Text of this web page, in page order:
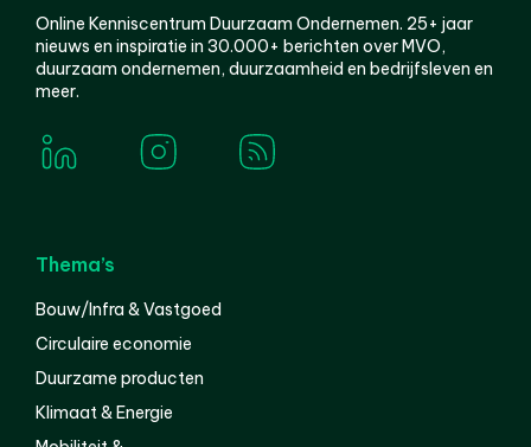
Online Kenniscentrum Duurzaam Ondernemen. 25+ jaar
nieuws en inspiratie in 30.000+ berichten over MVO,
duurzaam ondernemen, duurzaamheid en bedrijfsleven en
meer.
Thema’s
Bouw/Infra & Vastgoed
Circulaire economie
Duurzame producten
Klimaat & Energie